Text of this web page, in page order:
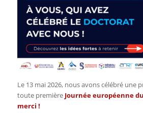
Le 13 mai 2026, nous avons célébré une
toute première Journée européenne
merci !